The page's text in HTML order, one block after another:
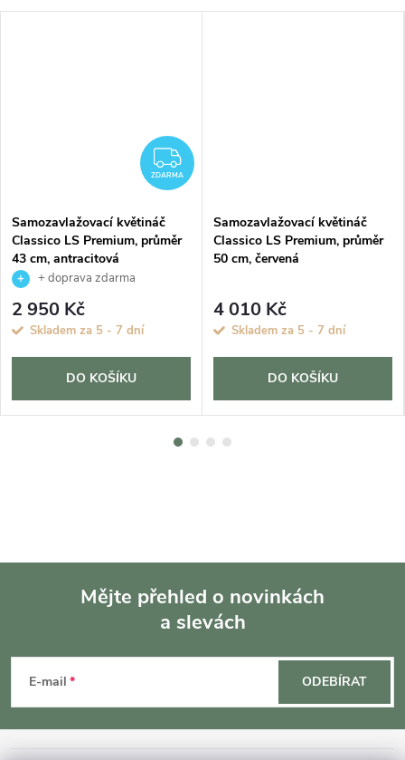
ZDARMA
ZDARMA
Samozavlažovací květináč
Classico LS Premium, průměr
43 cm, antracitová
+ doprava zdarma
2 950 Kč
Skladem za 5 - 7 dní
DO KOŠÍKU
Samozavlažovací květináč
Classico LS Premium, průměr
50 cm, červená
4 010 Kč
Skladem za 5 - 7 dní
DO KOŠÍKU
p
Mějte přehled o novinkách
a slevách
E-mail ODEBÍRAT